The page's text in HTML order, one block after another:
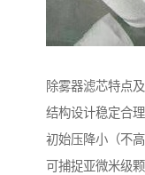
除雾器滤芯特点及
结构设计稳定合理
初始压降小（不高
可捕捉亚微米级